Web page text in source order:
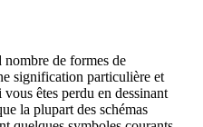
de formes de
signification particulière et
êtes perdu en dessinant
la plupart des schémas